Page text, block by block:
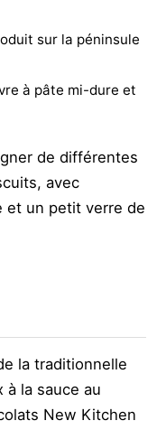
sur la péninsule
à pâte mi-dure et
de différentes
avec
et un petit verre de
la traditionnelle
à la sauce au
New Kitchen